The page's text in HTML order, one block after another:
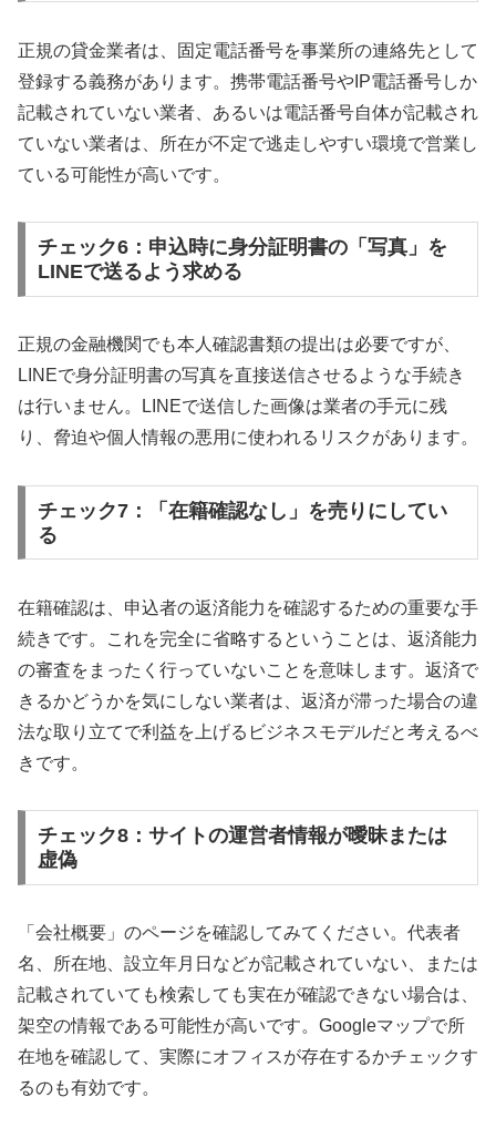
正規の貸金業者は、固定電話番号を事業所の連絡先として
登録する義務があります。携帯電話番号やIP電話番号しか
記載されていない業者、あるいは電話番号自体が記載され
ていない業者は、所在が不定で逃走しやすい環境で営業し
ている可能性が高いです。
チェック6：申込時に身分証明書の「写真」を
LINEで送るよう求める
正規の金融機関でも本人確認書類の提出は必要ですが、
LINEで身分証明書の写真を直接送信させるような手続き
は行いません。LINEで送信した画像は業者の手元に残
り、脅迫や個人情報の悪用に使われるリスクがあります。
チェック7：「在籍確認なし」を売りにしてい
る
在籍確認は、申込者の返済能力を確認するための重要な手
続きです。これを完全に省略するということは、返済能力
の審査をまったく行っていないことを意味します。返済で
きるかどうかを気にしない業者は、返済が滞った場合の違
法な取り立てで利益を上げるビジネスモデルだと考えるべ
きです。
チェック8：サイトの運営者情報が曖昧または
虚偽
「会社概要」のページを確認してみてください。代表者
名、所在地、設立年月日などが記載されていない、または
記載されていても検索しても実在が確認できない場合は、
架空の情報である可能性が高いです。Googleマップで所
在地を確認して、実際にオフィスが存在するかチェックす
るのも有効です。